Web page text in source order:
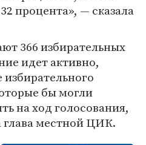
процента», — сказала
366 избирательных
идет активно,
бы могли
на ход голосования,
глава местной ЦИК.